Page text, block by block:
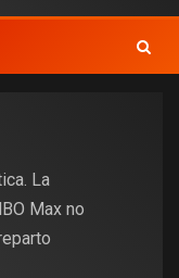
La
Max no